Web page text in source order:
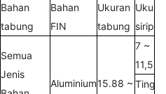
Bahan
tabung
Bahan
FIN
Ukuran
tabung sirip
Semua
Jenis
Aluminium15.88 ~
7 ~
Tinggi